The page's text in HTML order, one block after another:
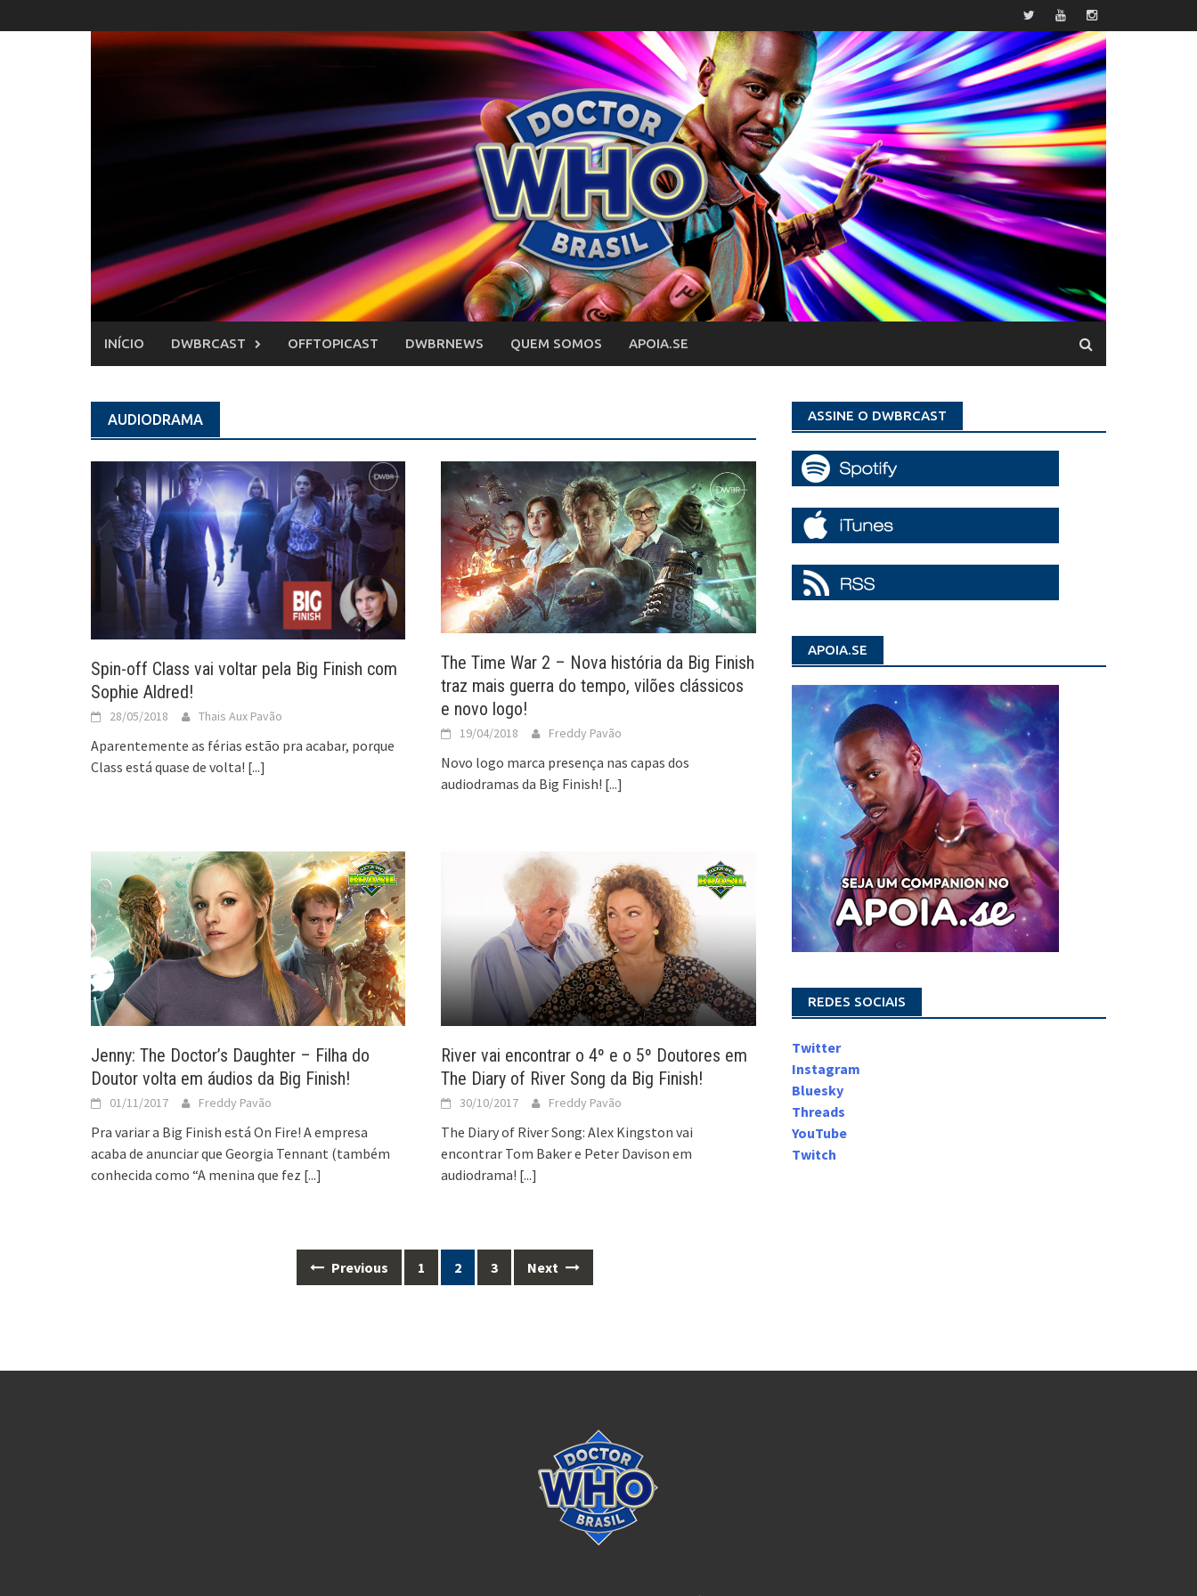
to
INÍCIO DWBRCAST OFFTOPICAST DWBRNEWS QUEM SOMOS APOIA.SE
AUDIODRAMA
Spin-off Class vai voltar pela Big Finish com
Sophie Aldred!
28/05/2018 Thais Aux Pavão
Aparentemente as férias estão pra acabar, porque
Class está quase de volta! [...]
The Time War 2 – Nova história da Big Finish
traz mais guerra do tempo, vilões clássicos
e novo logo!
19/04/2018 Freddy Pavão
Novo logo marca presença nas capas dos
audiodramas da Big Finish! [...]
Jenny: The Doctor’s Daughter – Filha do
Doutor volta em áudios da Big Finish!
01/11/2017 Freddy Pavão
Pra variar a Big Finish está On Fire! A empresa
acaba de anunciar que Georgia Tennant (também
conhecida como “A menina que fez [...]
River vai encontrar o 4º e o 5º Doutores em
The Diary of River Song da Big Finish!
30/10/2017 Freddy Pavão
The Diary of River Song: Alex Kingston vai
encontrar Tom Baker e Peter Davison em
audiodrama! [...]
Previous 1 2 3 Next
ASSINE O DWBRCAST
APOIA.SE
REDES SOCIAIS
Twitter
Instagram
Bluesky
Threads
YouTube
Twitch